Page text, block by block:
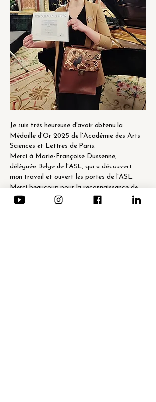
Je suis très heureuse d'avoir obtenu la
Médaille d'Or 2025 de l'Académie des Arts
Sciences et Lettres de Paris.
Merci à Marie-Françoise Dussenne,
déléguée Belge de l'ASL, qui a découvert
mon travail et ouvert les portes de l'ASL.
Merci beaucoup pour la reconnaissance de
mon savoir-faire.